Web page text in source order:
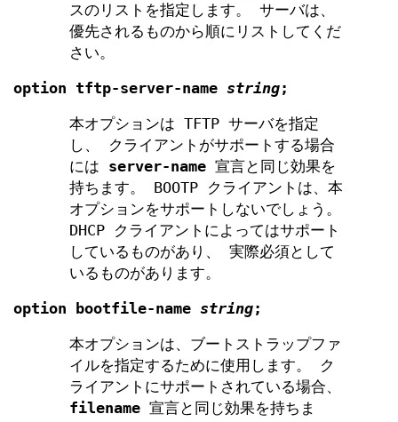
スのリストを指定します。 サーバは、
優先されるものから順にリストしてくだ
さい。
option tftp-server-name string;
本オプションは TFTP サーバを指定
し、 クライアントがサポートする場合
には server-name 宣言と同じ効果を
持ちます。 BOOTP クライアントは、本
オプションをサポートしないでしょう。
DHCP クライアントによってはサポート
しているものがあり、 実際必須として
いるものがあります。
option bootfile-name string;
本オプションは、ブートストラップファ
イルを指定するために使用します。 ク
ライアントにサポートされている場合、
filename 宣言と同じ効果を持ちま